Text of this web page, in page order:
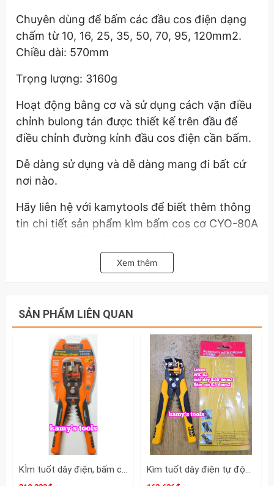
Chuyên dùng để bấm các đầu cos điện dạng
chấm từ 10, 16, 25, 35, 50, 70, 95, 120mm2.
Chiều dài: 570mm
Trọng lượng: 3160g
Hoạt động bằng cơ và sử dụng cách vặn điều
chỉnh bulong tán được thiết kế trên đầu để
điều chỉnh đường kính đầu cos điện cần bấm.
Dễ dàng sử dụng và dễ dàng mang đi bất cứ
nơi nào.
Hãy liên hệ với kamytools để biết thêm thông
tin chi tiết sản phẩm kìm bấm cos cơ CYO-80A
Xem thêm
SẢN PHẨM LIÊN QUAN
KÌm tuốt dây điện, bấm cos đa năng, tự động Asaki Model AK-0339 Kìm tuốt dây điện tự động bấm cos cắt đa năng Lekon WX-D2 0.25-6mm2